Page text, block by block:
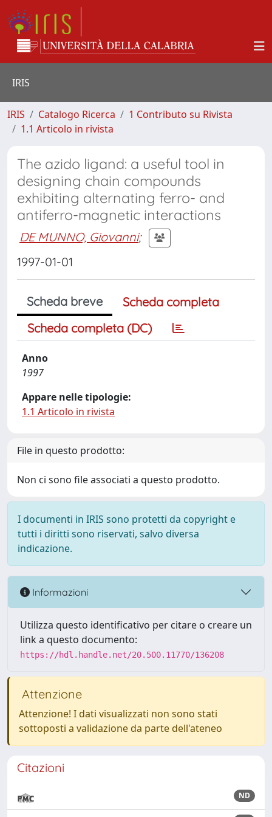
IRIS
IRIS Catalogo Ricerca
1 Contributo su Rivista
1.1 Articolo in rivista
The azido ligand: a useful tool in
designing chain compounds
exhibiting alternating ferro- and
antiferro-magnetic interactions
DE MUNNO, Giovanni;
1997-01-01
Scheda breve
Scheda completa
Scheda completa (DC)
Anno
1997
Appare nelle tipologie:
1.1 Articolo in rivista
File in questo prodotto:
Non ci sono file associati a questo prodotto.
I documenti in IRIS sono protetti da copyright e
tutti i diritti sono riservati, salvo diversa
indicazione.
Informazioni
Utilizza questo identificativo per citare o creare un
link a questo documento:
https://hdl.handle.net/20.500.11770/136208
Attenzione
Attenzione! I dati visualizzati non sono stati
sottoposti a validazione da parte dell'ateneo
Citazioni
ND